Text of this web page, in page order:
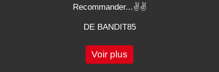
Recommander...✌️✌️
DE BANDIT85
Voir plus